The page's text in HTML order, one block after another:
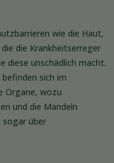
wie die Haut,
die Krankheitserreger
diese unschädlich macht.
sich im
Organe, wozu
und die Mandeln
sogar über